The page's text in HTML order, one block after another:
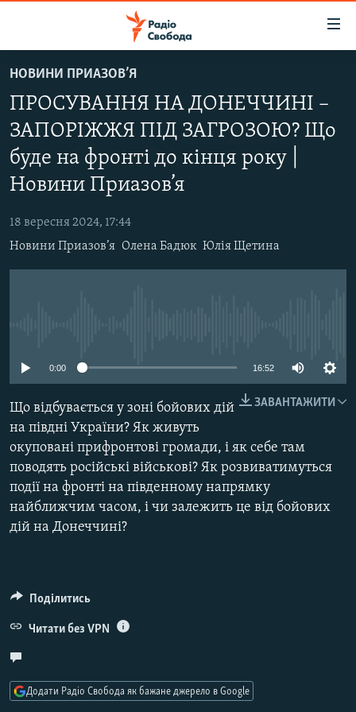
до
основного
матеріалу
Перейти
до
основної
Перейти
до
ВСЕ ЗА ДОБУ
СТАТТІ
ПОЛІТИКА
СУСПІЛЬСТВО
КУЛЬТУРА
ВІЙНА
РОСІЙСЬКА «ФІЛЬТРАЦІЯ»
ДОНБАС.РЕАЛІЇ
КРИМ.РЕАЛІЇ
МУЛЬТИМЕДІА
ФОТО
СПЕЦПРОЄКТИ
ПОДКАСТИ
КРИМ РЕАЛІЇ
РУС
ДОЛУЧАЙСЯ!
НОВИНИ ПРИАЗОВ’Я
ПРОСУВАННЯ НА ДОНЕЧЧИНІ –
ЗАПОРІЖЖЯ ПІД ЗАГРОЗОЮ? Що
буде на фронті до кінця року |
Новини Приазов’я
18 вересня 2024, 17:44
Новини Приазов’я Олена Бадюк Юлія Щетина
0:00 16:52
ЗАВАНТАЖИТИ
Що відбувається у зоні бойових дій
на півдні України? Як живуть
окуповані прифронтові громади, і як себе там
поводять російські військові? Як розвиватимуться
події на фронті на південному напрямку
найближчим часом, і чи залежить це від бойових
дій на Донеччині?
Поділитись
Читати без VPN
Додати Радіо Свобода як бажане джерело в Google